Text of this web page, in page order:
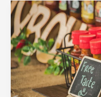
Cara
Submit
Sitemap
WordPress
ke
Google
Search
Console